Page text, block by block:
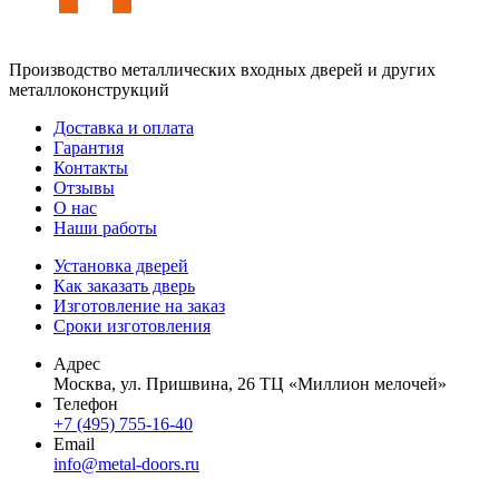
Производство металлических входных дверей и других
металлоконструкций
Доставка и оплата
Гарантия
Контакты
Отзывы
О нас
Наши работы
Установка дверей
Как заказать дверь
Изготовление на заказ
Сроки изготовления
Адрес
Москва, ул. Пришвина, 26 ТЦ «Миллион мелочей»
Телефон
+7 (495) 755-16-40
Email
info@metal-doors.ru